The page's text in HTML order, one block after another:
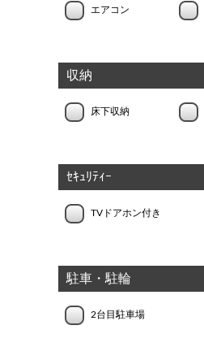
エアコン
収納
床下収納
ｾｷｭﾘﾃｨｰ
TVドアホン付き
駐車・駐輪
2台目駐車場